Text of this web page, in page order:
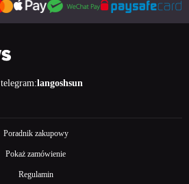
telegram:langoshsun
Poradnik zakupowy
Pokaż zamówienie
Regulamin